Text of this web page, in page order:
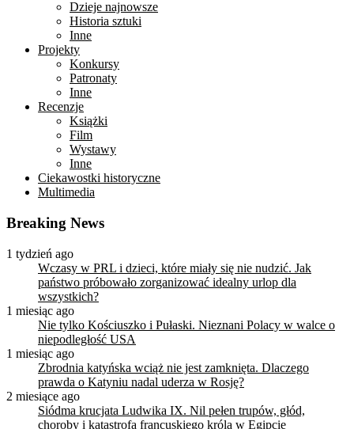
Dzieje najnowsze
Historia sztuki
Inne
Projekty
Konkursy
Patronaty
Inne
Recenzje
Książki
Film
Wystawy
Inne
Ciekawostki historyczne
Multimedia
Breaking News
1 tydzień ago
Wczasy w PRL i dzieci, które miały się nie nudzić. Jak
państwo próbowało zorganizować idealny urlop dla
wszystkich?
1 miesiąc ago
Nie tylko Kościuszko i Pułaski. Nieznani Polacy w walce o
niepodległość USA
1 miesiąc ago
Zbrodnia katyńska wciąż nie jest zamknięta. Dlaczego
prawda o Katyniu nadal uderza w Rosję?
2 miesiące ago
Siódma krucjata Ludwika IX. Nil pełen trupów, głód,
choroby i katastrofa francuskiego króla w Egipcie